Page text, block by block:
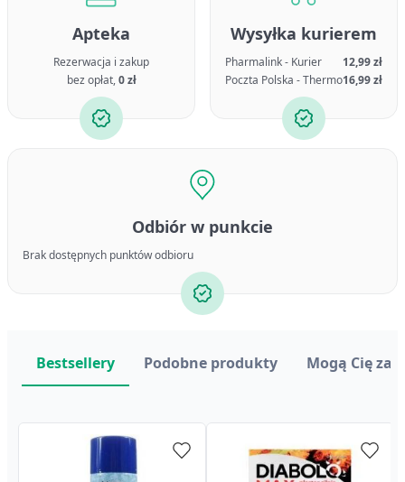
Apteka
Rezerwacja i zakup
bez opłat,0 zł
Wysyłka kurierem
Pharmalink - Kurier
12,99 zł
Poczta Polska - Thermo16,99 zł
Odbiór w punkcie
Brak dostępnych punktów odbioru
Bestsellery Podobne produkty Mogą Cię